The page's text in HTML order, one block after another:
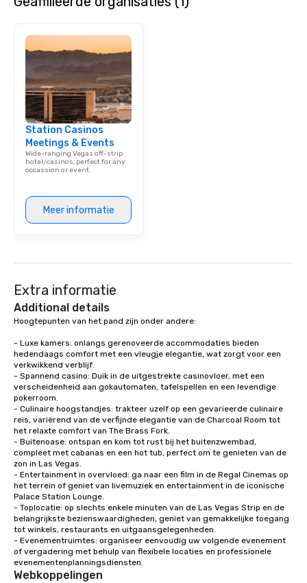
Station Casinos
Meetings & Events
Wide-ranging Vegas off-strip
hotel/casinos, perfect for any
occassion or event.
Meer informatie
Extra informatie
Additional details
Hoogtepunten van het pand zijn onder andere:
- Luxe kamers: onlangs gerenoveerde accommodaties bieden
hedendaags comfort met een vleugje elegantie, wat zorgt voor een
verkwikkend verblijf.
- Spannend casino: Duik in de uitgestrekte casinovloer, met een
verscheidenheid aan gokautomaten, tafelspellen en een levendige
pokerroom.
- Culinaire hoogstandjes: trakteer uzelf op een gevarieerde culinaire
reis, variërend van de verfijnde elegantie van de Charcoal Room tot
het relaxte comfort van The Brass Fork.
- Buitenoase: ontspan en kom tot rust bij het buitenzwembad,
compleet met cabanas en een hot tub, perfect om te genieten van de
zon in Las Vegas.
- Entertainment in overvloed: ga naar een film in de Regal Cinemas op
het terrein of geniet van livemuziek en entertainment in de iconische
Palace Station Lounge.
- Toplocatie: op slechts enkele minuten van de Las Vegas Strip en de
belangrijkste bezienswaardigheden, geniet van gemakkelijke toegang
tot winkels, restaurants en uitgaansgelegenheden.
- Evenementruimtes: organiseer eenvoudig uw volgende evenement
of vergadering met behulp van flexibele locaties en professionele
evenementenplanningsdiensten.
Webkoppelingen